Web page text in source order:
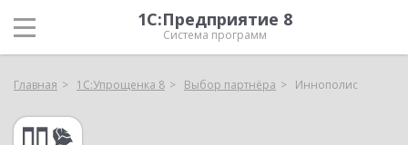
1С:Предприятие 8
Система программ
Главная 1С:Упрощенка 8 Выбор партнёра Иннополис